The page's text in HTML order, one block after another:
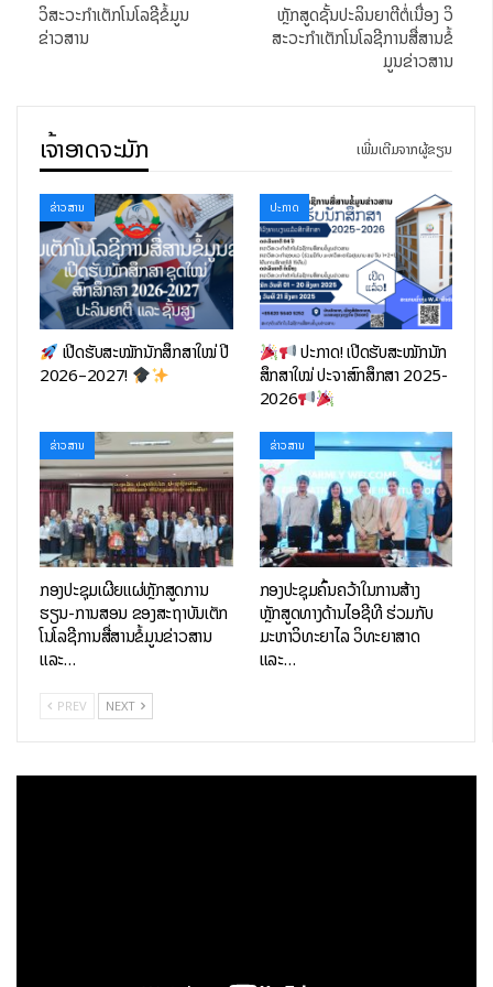
ຄາດໝາຍຜົນການຮຽນຮູ້
ຮູ້ຈັກວິທີການບໍລິຫານຈັດການໄອຊີທີ ທີ່ເໝາະສົມກັບບົດບາດ
ໜ້າທີ່ ແລະ ສອດຄ່ອງກັບສະພະລະການ ປ່ຽນແປງຢູ່ຕະຫຼອດ
ເວລາ.
ໄຈ້ແຍກ, ວິເຄາະ ແລະ ອະທິບາຍບັນດາຂໍ້ກໍານົດ ຫຼັກການ, ລະບຽບ
ການ ແລະ ມາດຕະການ ຂອງບັນດານິຕິກຳຕ່າງໆ ເພື່ອຊ່ວຍຊຸກຍູ້
ແລະ ສົ່ງເສີມວຽກງານບໍລິຫານລັດດ້ວຍເອເລັກໂຕຣນິກ.
ວາງແຜນ, ສ້າງ ແລະ ແກ້ໄຂຖານຂໍ້ມູນ, ລະບົບເຊີເວີ ພາຍໃນ
ສຳນັກງານ ແລະ ອົງກອນ.
ວາງແຜນ ແລະ ເລືອກເຝັ້ນ ເຄື່ອງມືຕ່າງໆ ໃນການຂຽນໂປຣແກຣມ,
ການສ້າງ ແລະ ພັດທະນາເວັບໄຊທ໌, ການສ້າງແອບພລິເຄຊັນ.
ວິເຄາະ, ສ້າງ ແລະ ແກ້ໄຂ ໂປຮແກຣມ, ເວັບໄຊທ໌, ແອບພລິເຄຊັນ
ເຊັ່ນ.
ໄຈ້ແຍກ ແລະ ໝູນໃຊ້ ນະໂຍບາຍ, ກົດໝາຍ, ນິຕິກໍາ ການຄຸ້ມຄອງ
ໂຄງການ, ການຄຸ້ມຄອງໂທລະຄົມ, ການຄຸ້ມຄອງຄື້ນຄວາມຖີ່ ແລະ
ການຄຸ້ມຄອງໄປສະນີ.
ແກ້ໄຂ, ຈຳແນກ ແລະ ປ້ອງກັນ ຄວາມປອດໄພທາງເຕືອຂ່າຍ ແລະ
ຄວາມປອດໄພທາງອິນເຕີເນັດ.
ໃນວຽກງານທີ່ຕິດພັນທາງດ້ານໂທລະ ຄົມມະນາຄົມ ເຊັ່ນ: ລະບົບ
ວິສະວະກຳເຕັກໂນໂລຊີຂໍ້ມູນ
ຂ່າວສານ
ຫຼັກສູດຊັ້ນປະລິນຍາຕີຕໍ່ເນື່ອງ ວິ​
ສະ​ວະ​ກຳເຕັກໂນໂລຊີ​ການສື່ສານ​ຂໍ້​
ມູນຂ່າວສານ
ເຈົ້າອາດຈະມັກ ເພີ່ມເຕີມຈາກຜູ້ຂຽນ
ຂ່າວສານ
ເປີດຮັບສະໝັກນັກສຶກສາໃໝ່ ປີ
2026–2027!
ປະກາດ
ປະກາດ! ເປີດຮັບສະໝັກນັກ
ສຶກສາໃໝ່ ປະຈຳສົກສຶກສາ 2025-
2026
ຂ່າວສານ
ກອງປະຊຸມເຜີຍແຜ່ຫຼັກສູດການ
ຮຽນ-ການສອນ ຂອງສະຖາບັນເຕັກ
ໂນໂລຊີການສື່ສານຂໍ້ມູນຂ່າວສານ
ແລະ…
ຂ່າວສານ
ກອງປະຊຸມຄົ້ນຄວ້າໃນການສ້າງ
ຫຼັກສູດທາງດ້ານໄອຊີທີ ຮ່ວມກັບ
ມະຫາວິທະຍາໄລ ວິທະຍາສາດ
ແລະ…
PREV NEXT